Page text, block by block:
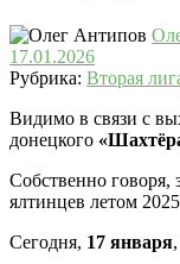
17.01.2026
Рубрика: Вторая
Видимо в связи с
донецкого
Собственно говоря,
ялтинцев летом
Сегодня, 17 января,